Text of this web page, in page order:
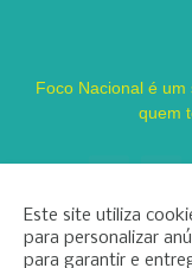
Foco Nacional é
quem
Este site utiliza
para personalizar
para garantir e